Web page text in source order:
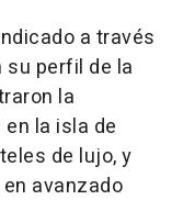
a través
su perfil de la
la
la isla de
de lujo, y
avanzado